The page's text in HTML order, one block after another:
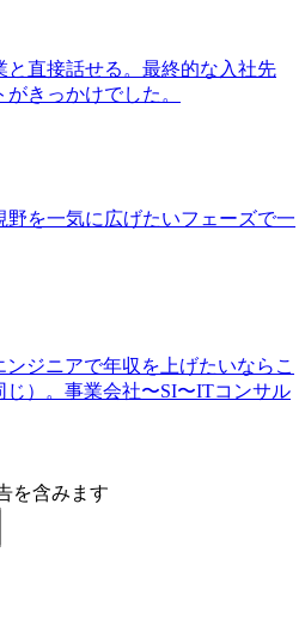
と直接話せる。最終的な入社先
きっかけでした。
野を一気に広げたいフェーズで一
ジニアで年収を上げたいならこ
じ）。事業会社〜SI〜ITコンサル
を含みます